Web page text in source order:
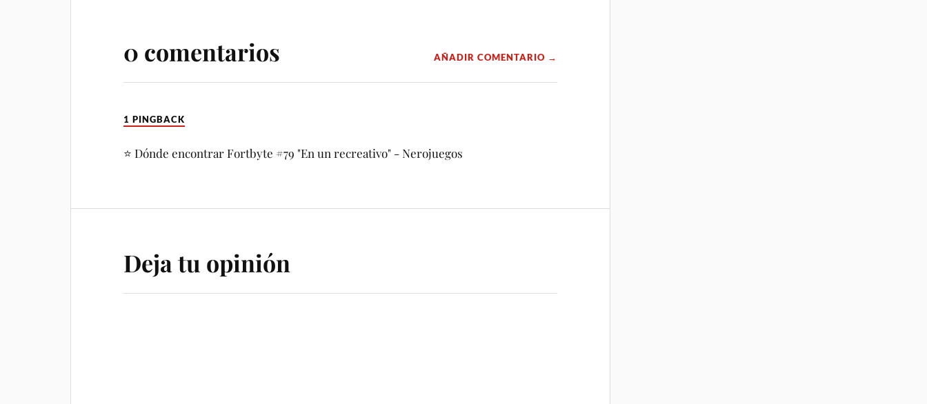
0 comentarios AÑADIR COMENTARIO →
1 PINGBACK
⭐️ Dónde encontrar Fortbyte #79 "En un recreativo" - Nerojuegos
Deja tu opinión